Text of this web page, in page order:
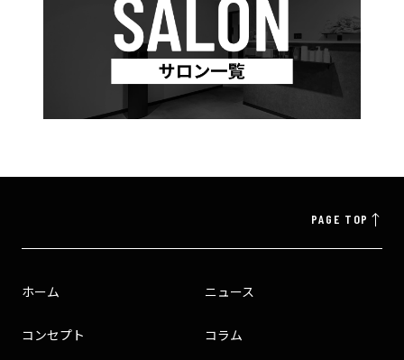
PAGE TOP
ホーム
コンセプト
ニュース
コラム